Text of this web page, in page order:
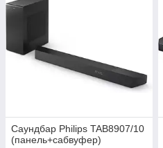
Саундбар Philips TAB8907/10
(панель+сабвуфер)